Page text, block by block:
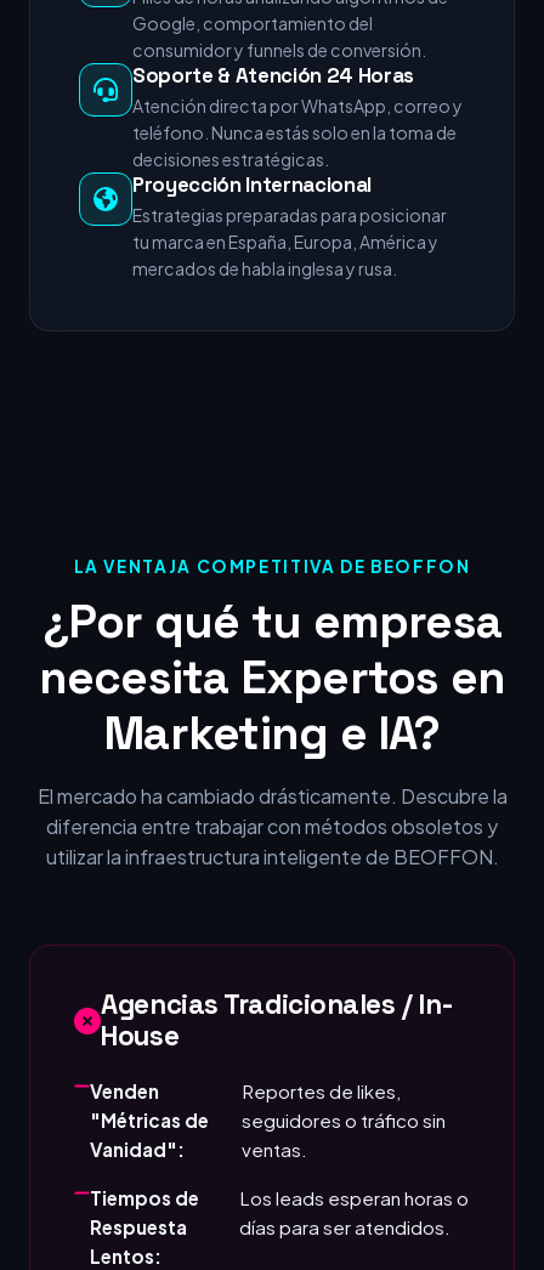
Google, comportamiento del
consumidor y funnels de conversión.
Soporte & Atención 24 Horas
Atención directa por WhatsApp, correo y
teléfono. Nunca estás solo en la toma de
decisiones estratégicas.
Proyección Internacional
Estrategias preparadas para posicionar
tu marca en España, Europa, América y
mercados de habla inglesa y rusa.
LA VENTAJA COMPETITIVA DE BEOFFON
¿Por qué tu empresa
necesita Expertos en
Marketing e IA?
El mercado ha cambiado drásticamente. Descubre la
diferencia entre trabajar con métodos obsoletos y
utilizar la infraestructura inteligente de BEOFFON.
Agencias Tradicionales / In-
House
Venden
"Métricas de
Vanidad":
Reportes de likes,
seguidores o tráfico sin
ventas.
Tiempos de
Respuesta
Lentos:
Los leads esperan horas o
días para ser atendidos.